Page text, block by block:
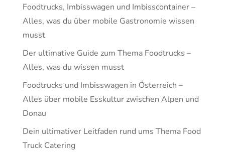
Foodtrucks, Imbisswagen und Imbisscontainer –
Alles, was du über mobile Gastronomie wissen
musst
Der ultimative Guide zum Thema Foodtrucks –
Alles, was du wissen musst
Foodtrucks und Imbisswagen in Österreich –
Alles über mobile Esskultur zwischen Alpen und
Donau
Dein ultimativer Leitfaden rund ums Thema Food
Truck Catering